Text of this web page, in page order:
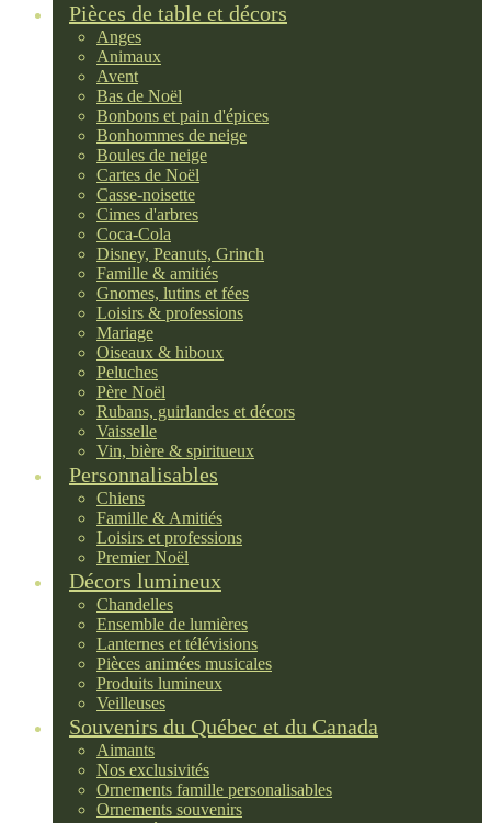
Pièces de table et décors
Anges
Animaux
Avent
Bas de Noël
Bonbons et pain d'épices
Bonhommes de neige
Boules de neige
Cartes de Noël
Casse-noisette
Cimes d'arbres
Coca-Cola
Disney, Peanuts, Grinch
Famille & amitiés
Gnomes, lutins et fées
Loisirs & professions
Mariage
Oiseaux & hiboux
Peluches
Père Noël
Rubans, guirlandes et décors
Vaisselle
Vin, bière & spiritueux
Personnalisables
Chiens
Famille & Amitiés
Loisirs et professions
Premier Noël
Décors lumineux
Chandelles
Ensemble de lumières
Lanternes et télévisions
Pièces animées musicales
Produits lumineux
Veilleuses
Souvenirs du Québec et du Canada
Aimants
Nos exclusivités
Ornements famille personalisables
Ornements souvenirs